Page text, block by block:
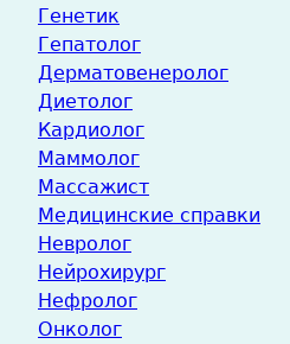
Генетик
Гепатолог
Дерматовенеролог
Диетолог
Кардиолог
Маммолог
Массажист
Медицинские справки
Невролог
Нейрохирург
Нефролог
Онколог